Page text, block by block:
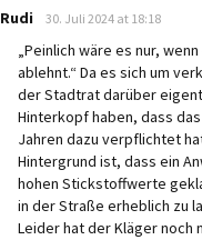
Rudi says:
30. Juli 2024 at 18:18
„Peinlich wäre es nur,
ablehnt.“ Da es sich um
der Stadtrat darüber
Hinterkopf haben, dass
Jahren dazu verpflichtet
Hintergrund ist, dass ein
hohen Stickstoffwerte
in der Straße erheblich zu
Leider hat der Kläger noch